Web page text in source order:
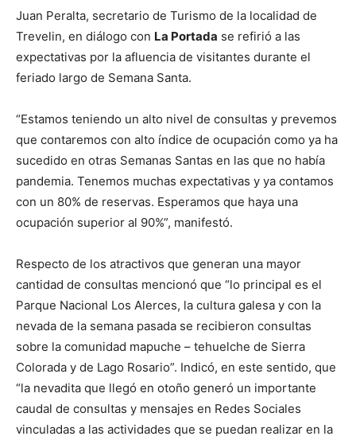
Juan Peralta, secretario de Turismo de la localidad de
Trevelin, en diálogo con La Portada se refirió a las
expectativas por la afluencia de visitantes durante el
feriado largo de Semana Santa.
“Estamos teniendo un alto nivel de consultas y prevemos
que contaremos con alto índice de ocupación como ya ha
sucedido en otras Semanas Santas en las que no había
pandemia. Tenemos muchas expectativas y ya contamos
con un 80% de reservas. Esperamos que haya una
ocupación superior al 90%”, manifestó.
Respecto de los atractivos que generan una mayor
cantidad de consultas mencionó que “lo principal es el
Parque Nacional Los Alerces, la cultura galesa y con la
nevada de la semana pasada se recibieron consultas
sobre la comunidad mapuche – tehuelche de Sierra
Colorada y de Lago Rosario”. Indicó, en este sentido, que
“la nevadita que llegó en otoño generó un importante
caudal de consultas y mensajes en Redes Sociales
vinculadas a las actividades que se puedan realizar en la